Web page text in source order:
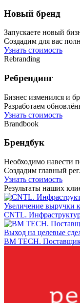
Новый бренд
Запускаете новый
Создадим для вас
Узнать стоимость
Rebranding
Ребрендинг
Бизнес изменился и
Разработаем
Узнать стоимость
Brandbook
Брендбук
Необходимо навести
Создадим главный
Узнать стоимость
Результаты наших
Увеличение выручки
CNTL.
Выход на целевые
BM TECH.